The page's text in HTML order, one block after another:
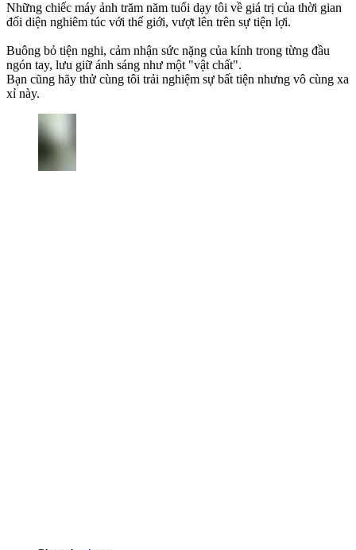
Những chiếc máy ảnh trăm năm tuổi dạy tôi về giá trị của thời gian
đối diện nghiêm túc với thế giới, vượt lên trên sự tiện lợi.
Buông bỏ tiện nghi, cảm nhận sức nặng của kính trong từng đầu
ngón tay, lưu giữ ánh sáng như một "vật chất".
Bạn cũng hãy thử cùng tôi trải nghiệm sự bất tiện nhưng vô cùng xa
xỉ này.